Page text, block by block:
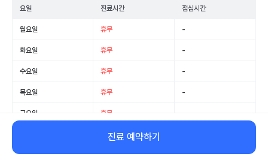
요일 진료시간 점심시간
월요일 휴무 -
화요일 휴무 -
수요일 휴무 -
목요일 휴무 -
금요일 휴무
휴무
일요일 휴무 -
진료 예약하기